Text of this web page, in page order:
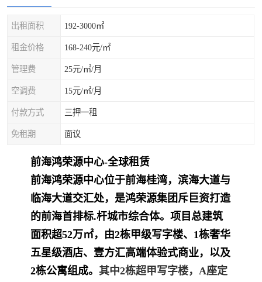
出租面积 192-3000㎡
租金价格 168-240元/㎡
管理费 25元/㎡/月
空调费 15元/㎡/月
付款方式 三押一租
免租期 面议
前海鸿荣源中心-全球租赁
前海鸿荣源中心位于前海桂湾，滨海大道与
临海大道交汇处，是鸿荣源集团斥巨资打造
的前海首排标.杆城市综合体。项目总建筑
面积超52万㎡，由2栋甲级写字楼、1栋奢华
五星级酒店、壹方汇高端体验式商业，以及
2栋公寓组成。 其中2栋超甲写字楼，A座定
宝安西乡
龙华观澜